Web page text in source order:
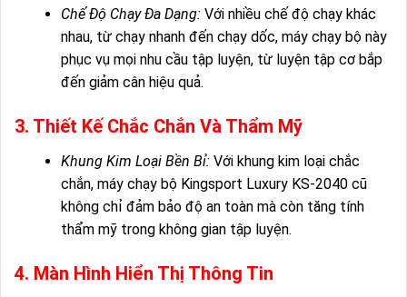
Chế Độ Chạy Đa Dạng:Với nhiều chế độ chạy khác
nhau, từ chạy nhanh đến chạy dốc, máy chạy bộ này
phục vụ mọi nhu cầu tập luyện, từ luyện tập cơ bắp
đến giảm cân hiệu quả.
3. Thiết Kế Chắc Chắn Và Thẩm Mỹ
Khung Kim Loại Bền Bỉ:Với khung kim loại chắc
chắn, máy chạy bộ Kingsport Luxury KS-2040 cũ
không chỉ đảm bảo độ an toàn mà còn tăng tính
thẩm mỹ trong không gian tập luyện.
4. Màn Hình Hiển Thị Thông Tin